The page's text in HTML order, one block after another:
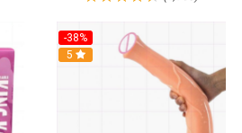
-38%
Hot
5